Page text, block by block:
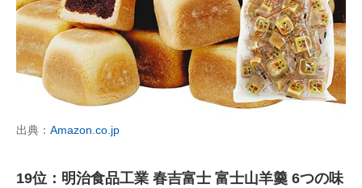
出典： Amazon.co.jp
19位：明治食品工業 春吉富士 富士山羊羹 6つの味